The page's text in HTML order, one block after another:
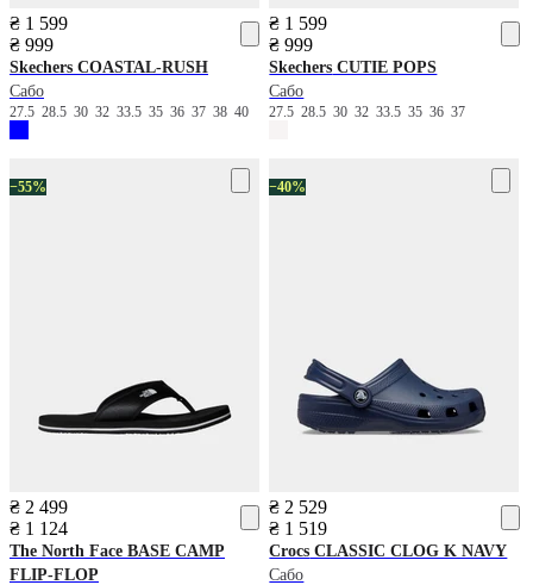
₴ 1 599
₴ 999
Skechers COASTAL-RUSH
Сабо
27.5 28.5 30 32 33.5 35 36 37 38 40
₴ 1 599
₴ 999
Skechers CUTIE POPS
Сабо
27.528.5303233.5353637
−55%
₴ 2 499
₴ 1 124
The North Face BASE CAMP
FLIP-FLOP
−40%
₴ 2 529
₴ 1 519
Crocs CLASSIC CLOG K NAVY
Сабо